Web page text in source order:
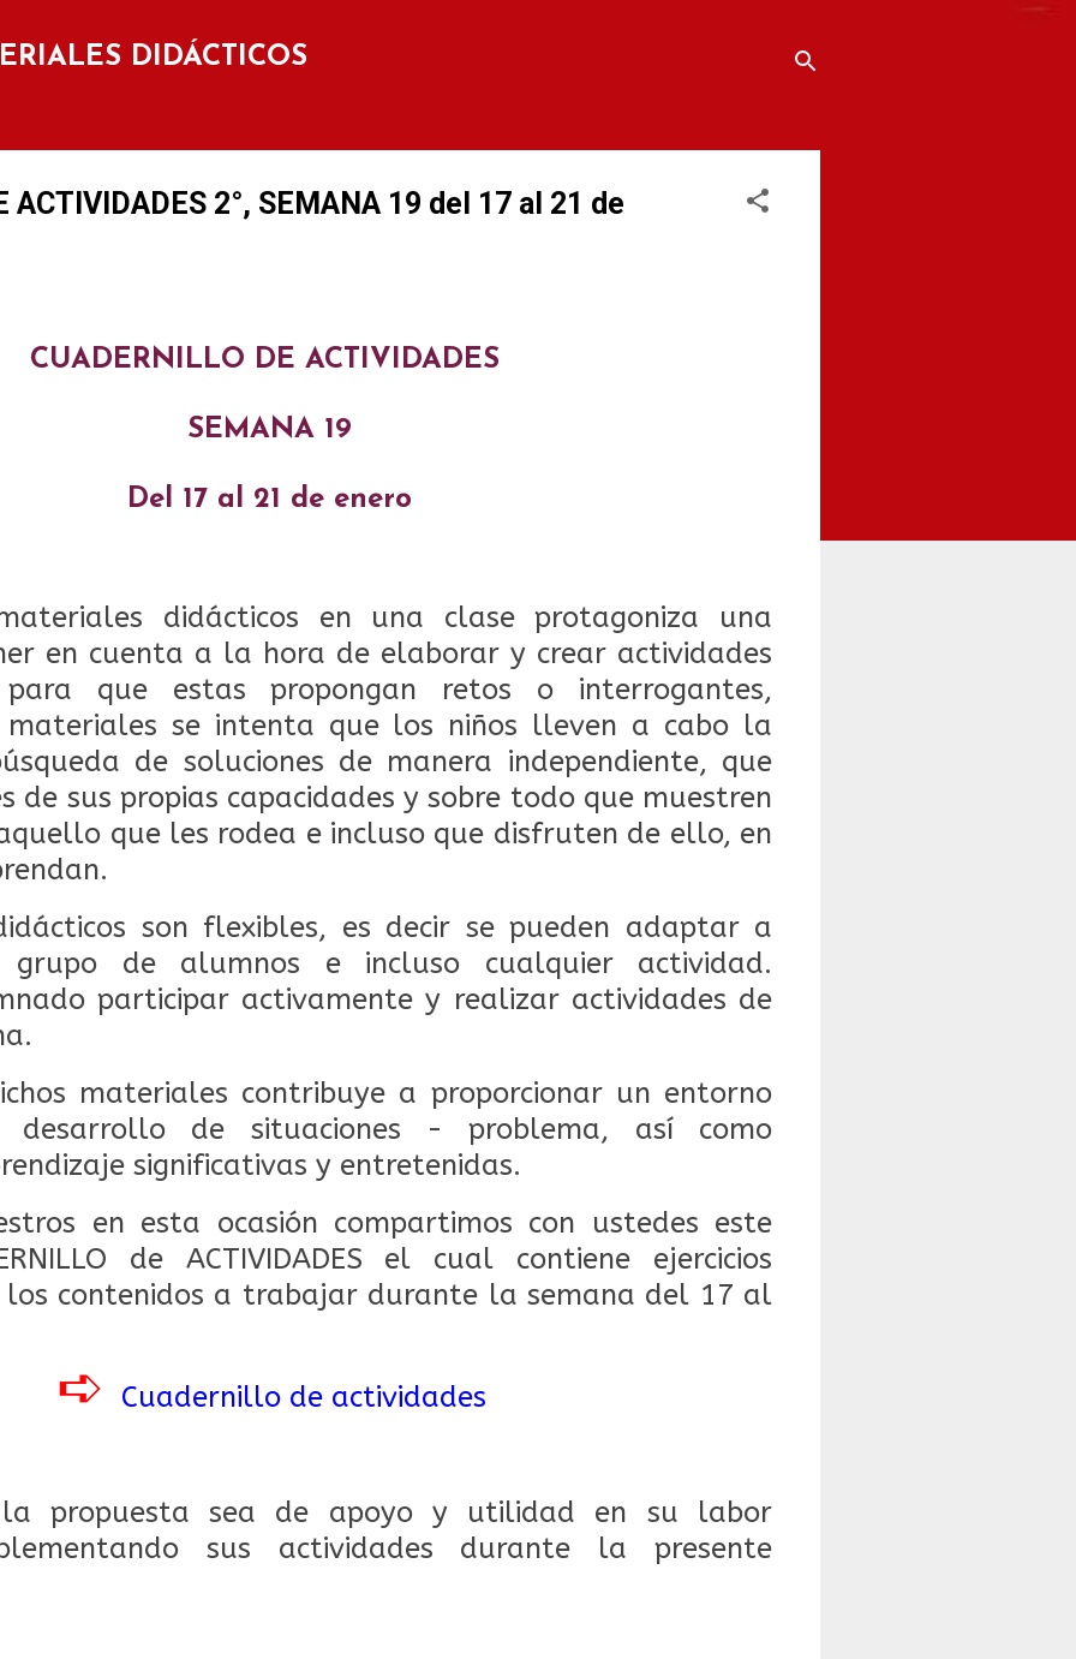
DIDÁCTICOS
ACTIVIDADES 2°, SEMANA 19 del 17 al 21 de
CUADERNILLO DE ACTIVIDADES
SEMANA 19
Del 17 al 21 de enero
didácticos en una clase protagoniza una
en cuenta a la hora de elaborar y crear actividades
que estas propongan retos o interrogantes,
materiales se intenta que los niños lleven a cabo la
de soluciones de manera independiente, que
de sus propias capacidades y sobre todo que muestren
que les rodea e incluso que disfruten de ello, en
son flexibles, es decir se pueden adaptar a
grupo de alumnos e incluso cualquier actividad.
participar activamente y realizar actividades de
materiales contribuye a proporcionar un entorno
de situaciones - problema, así como
significativas y entretenidas.
en esta ocasión compartimos con ustedes este
de ACTIVIDADES el cual contiene ejercicios
los contenidos a trabajar durante la semana del 17 al
➪ Cuadernillo de actividades
la propuesta sea de apoyo y utilidad en su labor
sus actividades durante la presente